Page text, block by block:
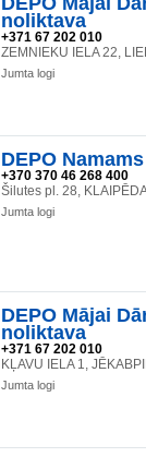
noliktava
+371 67 202 010
ZEMNIEKU IELA 22,
Jumta logi
DEPO
+370 370 46 268 400
Šilutes pl. 28,
Jumta logi
DEPO Mājai
noliktava
+371 67 202 010
KĻAVU IELA 1,
Jumta logi